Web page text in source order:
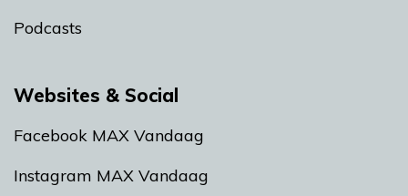
Podcasts
Websites & Social
Facebook MAX Vandaag
Instagram MAX Vandaag